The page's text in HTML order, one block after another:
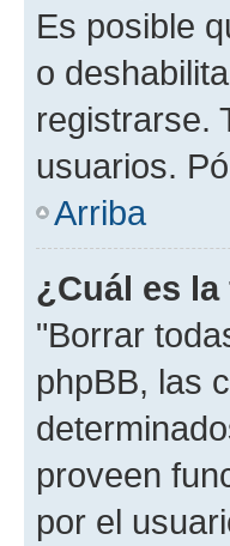
Es posible
o
registrarse.
usuarios.
Arriba
¿Cuál es
"Borrar
phpBB, las
proveen
por el